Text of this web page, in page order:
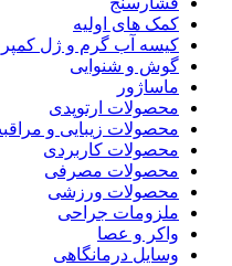
کمک های اولیه
کیسه آب گرم و ژل
گوش و شنوایی
ماساژور
محصولات ارتوپدی
محصولات زیبایی و
محصولات کاربردی
محصولات مصرفی
محصولات ورزشی
ملزومات جراحی
واکر و عصا
وسایل درمانگاهی